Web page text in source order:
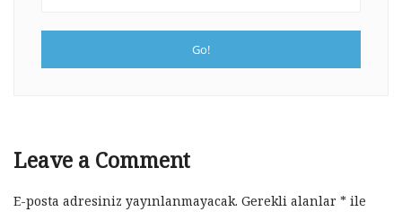
Leave a Comment
E-posta adresiniz yayınlanmayacak. Gerekli alanlar * ile